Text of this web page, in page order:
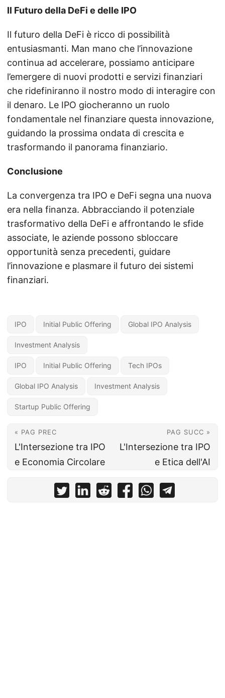
Il Futuro della DeFi e delle IPO
Il futuro della DeFi è ricco di possibilità
entusiasmanti. Man mano che l’innovazione
continua ad accelerare, possiamo anticipare
l’emergere di nuovi prodotti e servizi finanziari
che ridefiniranno il nostro modo di interagire con
il denaro. Le IPO giocheranno un ruolo
fondamentale nel finanziare questa innovazione,
guidando la prossima ondata di crescita e
trasformando il panorama finanziario.
Conclusione
La convergenza tra IPO e DeFi segna una nuova
era nella finanza. Abbracciando il potenziale
trasformativo della DeFi e affrontando le sfide
associate, le aziende possono sbloccare
opportunità senza precedenti, guidare
l’innovazione e plasmare il futuro dei sistemi
finanziari.
IPO Initial Public Offering Global IPO Analysis
Investment Analysis
IPO Initial Public Offering Tech IPOs
Global IPO Analysis Investment Analysis
Startup Public Offering
« PAG PREC
L'Intersezione tra IPO
e Economia Circolare
PAG SUCC »
L'Intersezione tra IPO
e Etica dell'AI